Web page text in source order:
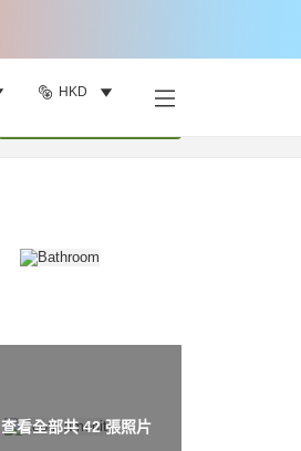
HKD
查看全部共42張照片